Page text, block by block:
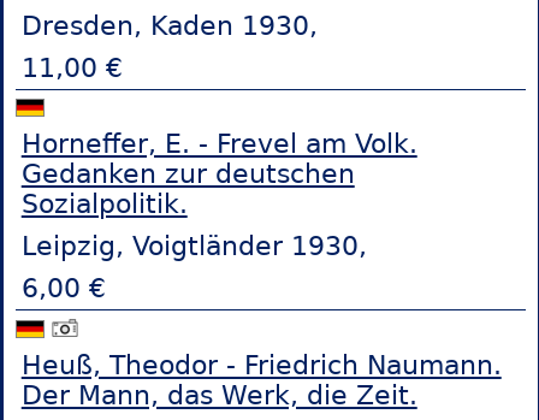
Dresden, Kaden 1930,
11,00 €
Horneffer, E. - Frevel am Volk.
Gedanken zur deutschen
Sozialpolitik.
Leipzig, Voigtländer 1930,
6,00 €
Heuß, Theodor - Friedrich Naumann.
Der Mann, das Werk, die Zeit.